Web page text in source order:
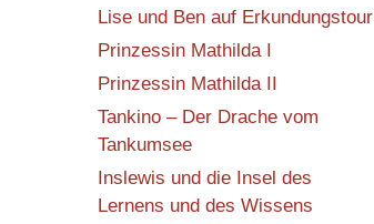
Lise und Ben auf Erkundungstour
Prinzessin Mathilda I
Prinzessin Mathilda II
Tankino – Der Drache vom
Tankumsee
Inslewis und die Insel des
Lernens und des Wissens